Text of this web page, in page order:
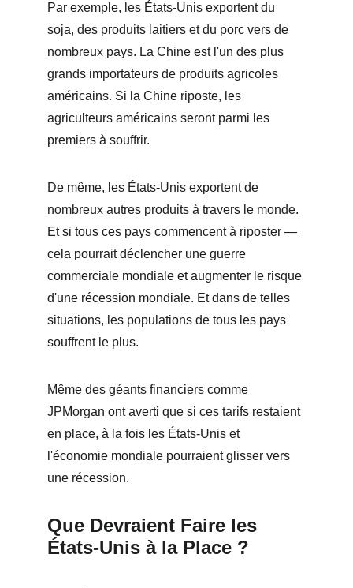
Par exemple, les États-Unis exportent du
soja, des produits laitiers et du porc vers de
nombreux pays. La Chine est l'un des plus
grands importateurs de produits agricoles
américains. Si la Chine riposte, les
agriculteurs américains seront parmi les
premiers à souffrir.
De même, les États-Unis exportent de
nombreux autres produits à travers le monde.
Et si tous ces pays commencent à riposter —
cela pourrait déclencher une guerre
commerciale mondiale et augmenter le risque
d'une récession mondiale. Et dans de telles
situations, les populations de tous les pays
souffrent le plus.
Même des géants financiers comme
JPMorgan ont averti que si ces tarifs restaient
en place, à la fois les États-Unis et
l'économie mondiale pourraient glisser vers
une récession.
Que Devraient Faire les
États-Unis à la Place ?